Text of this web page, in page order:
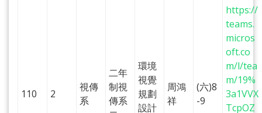
110 2
視傳
系
二年
制視
傳系
環境
視覺
規劃
設計
周鴻
祥
(六)8
-9
https://
teams.
micros
oft.co
m/l/tea
m/19%
3a1VVX
TcpOZ